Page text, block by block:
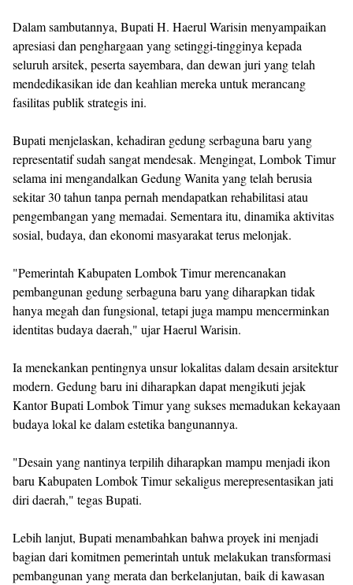
Dalam sambutannya, Bupati H. Haerul Warisin menyampaikan
apresiasi dan penghargaan yang setinggi-tingginya kepada
seluruh arsitek, peserta sayembara, dan dewan juri yang telah
mendedikasikan ide dan keahlian mereka untuk merancang
fasilitas publik strategis ini.
Bupati menjelaskan, kehadiran gedung serbaguna baru yang
representatif sudah sangat mendesak. Mengingat, Lombok Timur
selama ini mengandalkan Gedung Wanita yang telah berusia
sekitar 30 tahun tanpa pernah mendapatkan rehabilitasi atau
pengembangan yang memadai. Sementara itu, dinamika aktivitas
sosial, budaya, dan ekonomi masyarakat terus melonjak.
"Pemerintah Kabupaten Lombok Timur merencanakan
pembangunan gedung serbaguna baru yang diharapkan tidak
hanya megah dan fungsional, tetapi juga mampu mencerminkan
identitas budaya daerah," ujar Haerul Warisin.
Ia menekankan pentingnya unsur lokalitas dalam desain arsitektur
modern. Gedung baru ini diharapkan dapat mengikuti jejak
Kantor Bupati Lombok Timur yang sukses memadukan kekayaan
budaya lokal ke dalam estetika bangunannya.
"Desain yang nantinya terpilih diharapkan mampu menjadi ikon
baru Kabupaten Lombok Timur sekaligus merepresentasikan jati
diri daerah," tegas Bupati.
Lebih lanjut, Bupati menambahkan bahwa proyek ini menjadi
bagian dari komitmen pemerintah untuk melakukan transformasi
pembangunan yang merata dan berkelanjutan, baik di kawasan